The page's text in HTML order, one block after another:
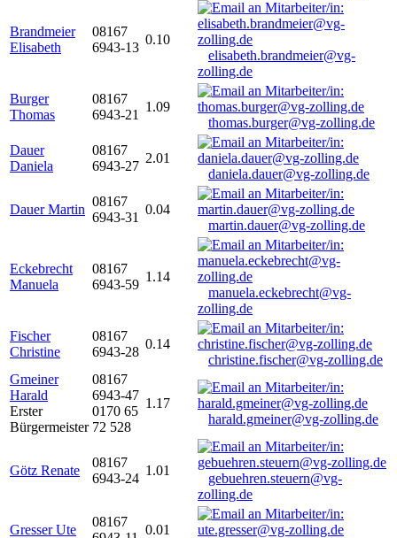
Brandmeier
Elisabeth
08167
6943-13
0.10
elisabeth.brandmeier@vg-
zolling.de
Burger
Thomas
08167
6943-21
1.09
thomas.burger@vg-zolling.de
Dauer
Daniela
08167
6943-27
2.01
daniela.dauer@vg-zolling.de
Dauer Martin
08167
6943-31
0.04
martin.dauer@vg-zolling.de
Eckebrecht
Manuela
08167
6943-59
1.14
manuela.eckebrecht@vg-
zolling.de
Fischer
Christine
08167
6943-28
0.14
christine.fischer@vg-zolling.de
Gmeiner
Harald
Erster
Bürgermeister
08167
6943-47
0170 65
72 528
1.17
harald.gmeiner@vg-zolling.de
Götz Renate
08167
6943-24
1.01
gebuehren.steuern@vg-
zolling.de
Gresser Ute
08167
0.01